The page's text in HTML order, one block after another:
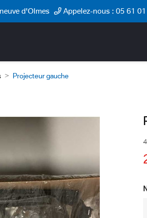
d'Olmes Appelez-nous :05 61
Projecteur gauche